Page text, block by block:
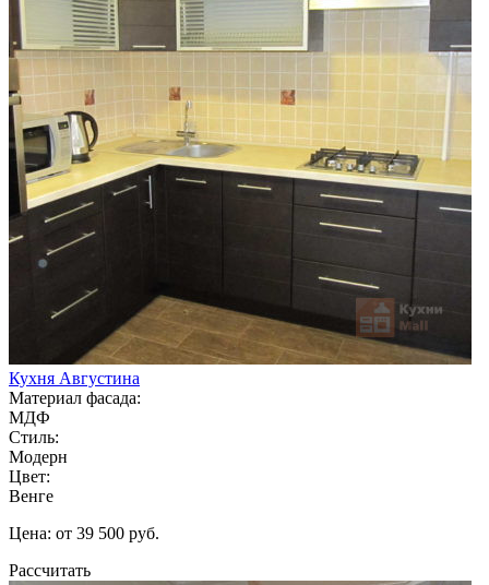
Кухня Августина
Материал фасада:
МДФ
Стиль:
Модерн
Цвет:
Венге
Цена: от 39 500 руб.
Рассчитать